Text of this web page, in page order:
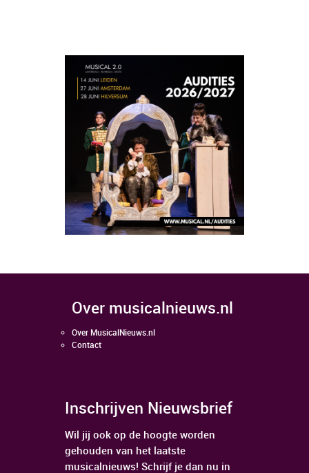
over musicalnieuws.nl
Over MusicalNieuws.nl
Contact
Inschrijven Nieuwsbrief
Wil jij ook op de hoogte worden
gehouden van het laatste
musicalnieuws! Schrijf je dan nu in